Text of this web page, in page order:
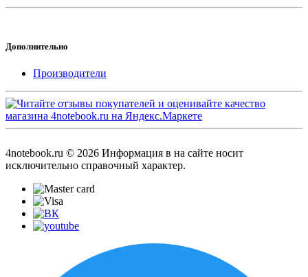
Дополнительно
Производители
4notebook.ru © 2026 Информация в на сайте носит
исключительно справочный характер.